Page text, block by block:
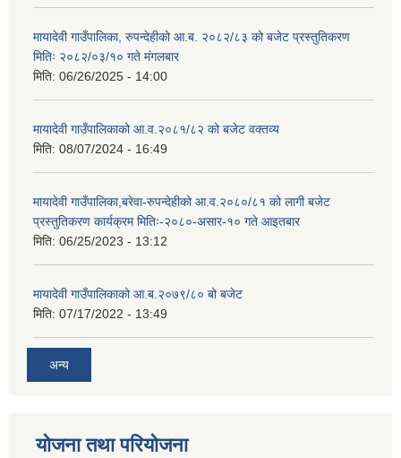
मायादेवी गाउँपालिका, रुपन्देहीको आ.ब. २०८२/८३ को बजेट प्रस्तुतिकरण
मितिः २०८२/०३/१० गते मंगलबार
मिति: 06/26/2025 - 14:00
मायादेवी गाउँपालिकाको आ.व.२०८१/८२ को बजेट वक्तव्य
मिति: 08/07/2024 - 16:49
मायादेवी गाउँपालिका,बरेवा-रुपन्देहीको आ.व.२०८०/८१ को लागी बजेट
प्रस्तुतिकरण कार्यक्रम मितिः-२०८०-असार-१० गते आइतबार
मिति: 06/25/2023 - 13:12
मायादेवी गाउँपालिकाको आ.ब.२०७९/८० बो बजेट
मिति: 07/17/2022 - 13:49
अन्य
योजना तथा परियोजना